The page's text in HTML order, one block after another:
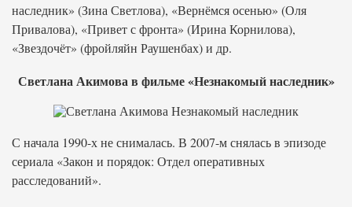
наследник» (Зина Светлова), «Вернёмся осенью» (Оля
Привалова), «Привет с фронта» (Ирина Корнилова),
«Звездочёт» (фройляйн Раушенбах) и др.
Светлана Акимова в фильме «Незнакомый наследник»
С начала 1990-х не снималась. В 2007-м снялась в эпизоде
сериала «Закон и порядок: Отдел оперативных
расследований».